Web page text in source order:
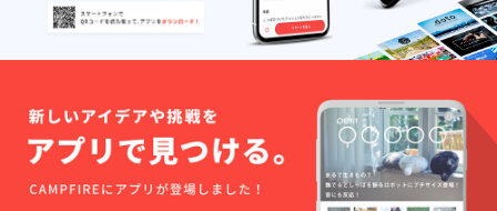
と音楽について、おな
じく旅情ゆたかな文章
読！発行まで、いまし
ばらくお待ちください
ませ。 編集部 湯浅
れ、そして政治的事情
で閉じ込められ、 多
合ったカタチをしてい
ます。 佐藤さんの文
章はそれらを丁寧に取
り上げ、 芸術音楽、